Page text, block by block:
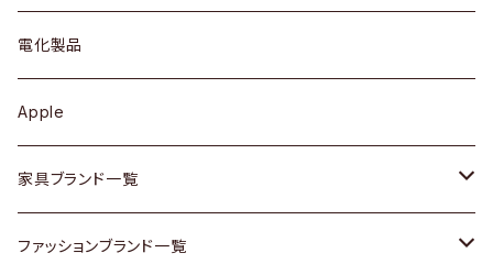
キュリオケース / 飾り棚
カップボード / 食器棚
チェスト
その他家具
ワンピース
ボトムス
靴
スカーフ
ケトル / ティーポット
鍋 / フライパン
Vintage / ヴィンテージ
銀製品
ギター
ベース
その他楽器
電化製品
Apple
家具ブランド一覧
ACME Furniture / アクメ ファニチャー
ファッションブランド一覧